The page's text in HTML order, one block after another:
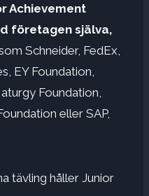
Achievement
företagen själva,
Schneider, FedEx,
EY Foundation,
Foundation,
eller SAP,
tävling håller Junior